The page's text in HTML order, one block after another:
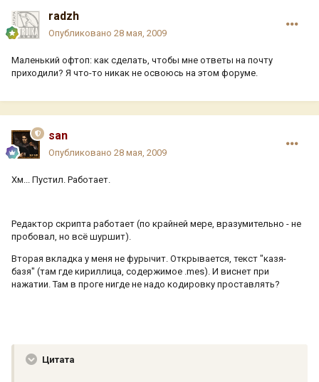
radzh
Опубликовано 28 мая, 2009
Маленький офтоп: как сделать, чтобы мне ответы на почту
приходили? Я что-то никак не освоюсь на этом форуме.
san
Опубликовано 28 мая, 2009
Хм... Пустил. Работает.
Редактор скрипта работает (по крайней мере, вразумительно - не
пробовал, но всё шуршит).
Вторая вкладка у меня не фурычит. Открывается, текст "казя-
базя" (там где кириллица, содержимое .mes). И виснет при
нажатии. Там в проге нигде не надо кодировку проставлять?
Цитата